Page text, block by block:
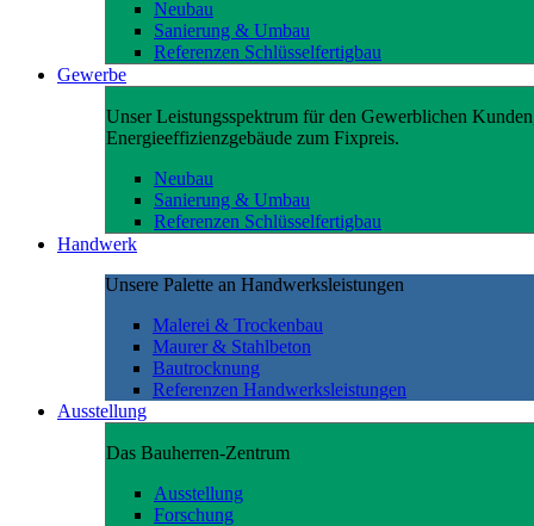
Neubau
Sanierung & Umbau
Referenzen Schlüsselfertigbau
Gewerbe
Unser Leistungsspektrum für den Gewerblichen
Energieeffizienzgebäude zum Fixpreis.
Neubau
Sanierung & Umbau
Referenzen Schlüsselfertigbau
Handwerk
Unsere Palette an Handwerksleistungen
Malerei & Trockenbau
Maurer & Stahlbeton
Bautrocknung
Referenzen Handwerksleistungen
Ausstellung
Das Bauherren-Zentrum
Ausstellung
Forschung